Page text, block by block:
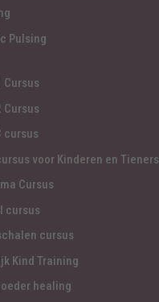
Pulsing
Cursus
Cursus
cursus
voor Kinderen en Tieners
Cursus
cursus
cursus
Kind Training
healing